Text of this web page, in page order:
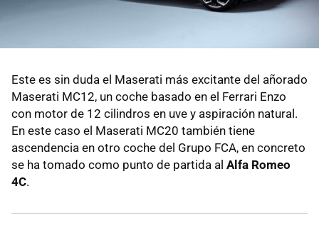
Este es sin duda el Maserati más excitante del añorado
Maserati MC12, un coche basado en el Ferrari Enzo
con motor de 12 cilindros en uve y aspiración natural.
En este caso el Maserati MC20 también tiene
ascendencia en otro coche del Grupo FCA, en concreto
se ha tomado como punto de partida al Alfa Romeo
4C.